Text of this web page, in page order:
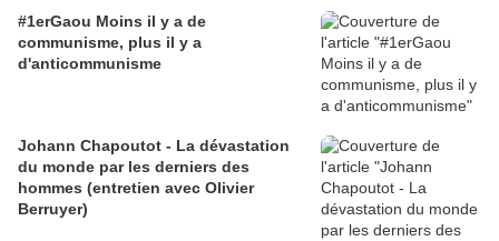
#1erGaou Moins il y a de
communisme, plus il y a
d'anticommunisme
Johann Chapoutot - La dévastation
du monde par les derniers des
hommes (entretien avec Olivier
Berruyer)